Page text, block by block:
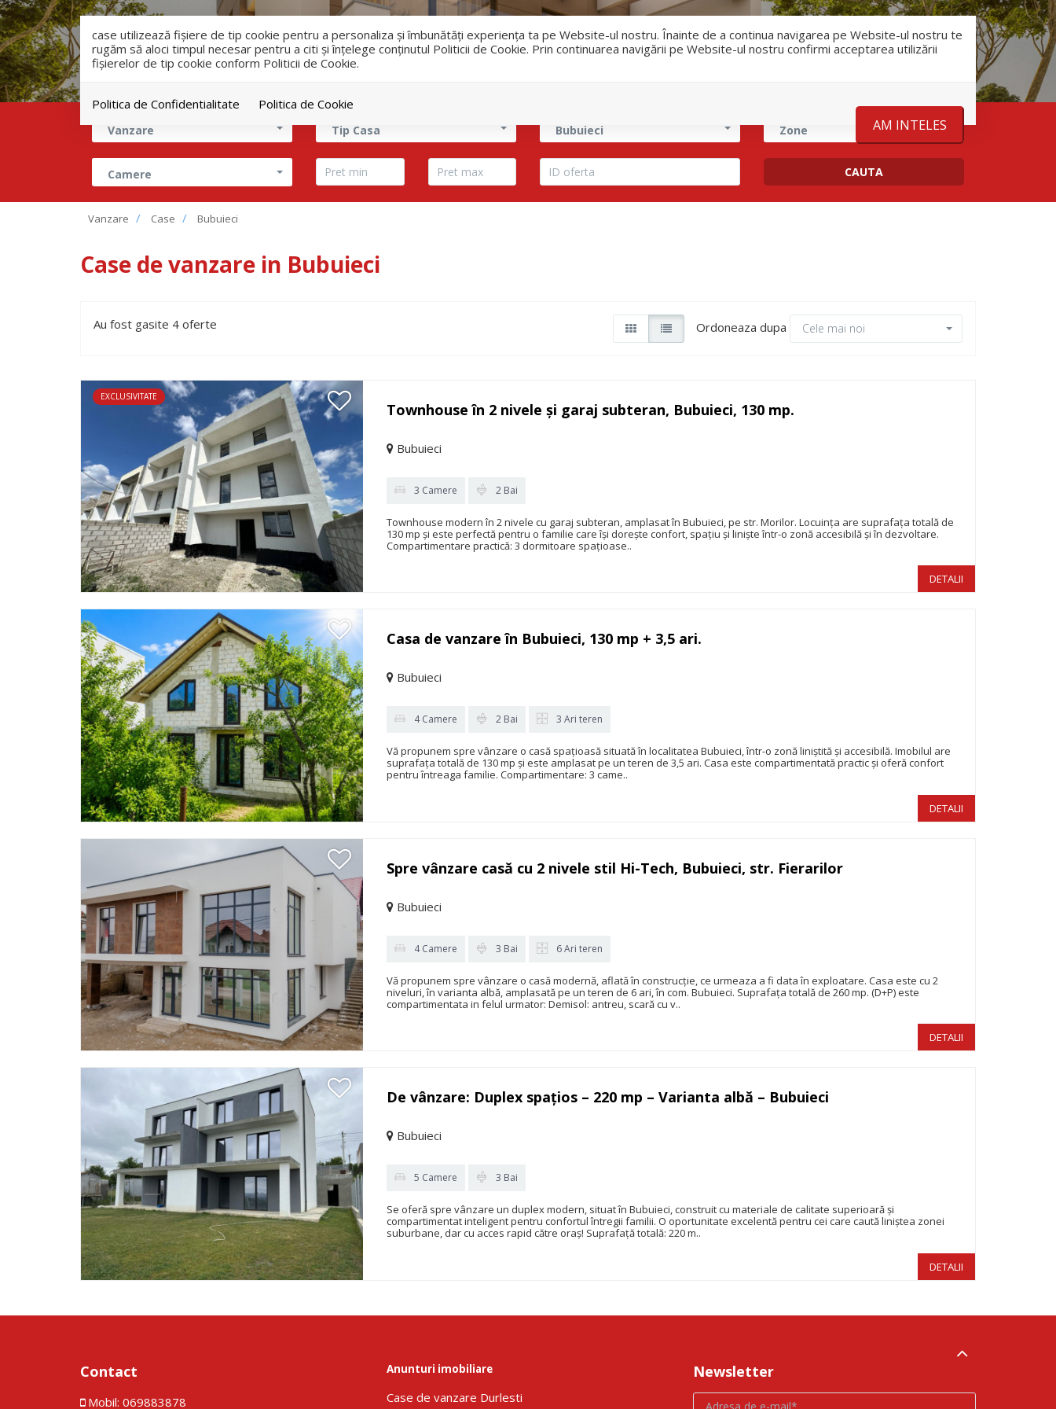
case utilizează fişiere de tip cookie pentru a personaliza și îmbunătăți experiența ta pe Website-ul nostru. Înainte de a continua navigarea pe Website-ul nostru te
rugăm să aloci timpul necesar pentru a citi și înțelege conținutul Politicii de Cookie. Prin continuarea navigării pe Website-ul nostru confirmi acceptarea utilizării
fişierelor de tip cookie conform Politicii de Cookie.
Politica de Confidentialitate Politica de Cookie
AM INTELES
RO RU
info@romanescu.md +37369883878
Vanzare Tip Casa Bubuieci Zone
Camere
Vanzare Case Bubuieci
Case de vanzare in Bubuieci
Au fost gasite 4 oferte Ordoneaza dupa Cele mai noi
EXCLUSIVITATE
Townhouse în 2 nivele și garaj subteran, Bubuieci, 130 mp.
Bubuieci
3 Camere 2 Bai
Townhouse modern în 2 nivele cu garaj subteran, amplasat în Bubuieci, pe str. Morilor. Locuința are suprafața totală de
130 mp și este perfectă pentru o familie care își dorește confort, spațiu și liniște într-o zonă accesibilă și în dezvoltare.
Compartimentare practică: 3 dormitoare spațioase..
DETALII
Casa de vanzare în Bubuieci, 130 mp + 3,5 ari.
Bubuieci
4 Camere 2 Bai 3 Ari teren
Vă propunem spre vânzare o casă spațioasă situată în localitatea Bubuieci, într-o zonă liniștită și accesibilă. Imobilul are
suprafața totală de 130 mp și este amplasat pe un teren de 3,5 ari. Casa este compartimentată practic și oferă confort
pentru întreaga familie. Compartimentare: 3 came..
DETALII
Spre vânzare casă cu 2 nivele stil Hi-Tech, Bubuieci, str. Fierarilor
Bubuieci
4 Camere 3 Bai 6 Ari teren
Vă propunem spre vânzare o casă modernă, aflată în construcție, ce urmeaza a fi data în exploatare. Casa este cu 2
niveluri, în varianta albă, amplasată pe un teren de 6 ari, în com. Bubuieci. Suprafața totală de 260 mp. (D+P) este
compartimentata in felul urmator: Demisol: antreu, scară cu v..
DETALII
De vânzare: Duplex spațios – 220 mp – Varianta albă – Bubuieci
Bubuieci
5 Camere 3 Bai
Se oferă spre vânzare un duplex modern, situat în Bubuieci, construit cu materiale de calitate superioară și
compartimentat inteligent pentru confortul întregii familii. O oportunitate excelentă pentru cei care caută liniștea zonei
suburbane, dar cu acces rapid către oraș! Suprafață totală: 220 m..
DETALII
Contact
Mobil: 069883878
Anunturi imobiliare
Сase de vanzare Durlesti
Newsletter